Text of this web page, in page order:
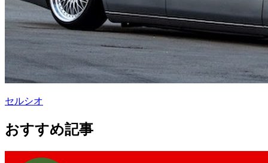
セルシオ
おすすめ記事